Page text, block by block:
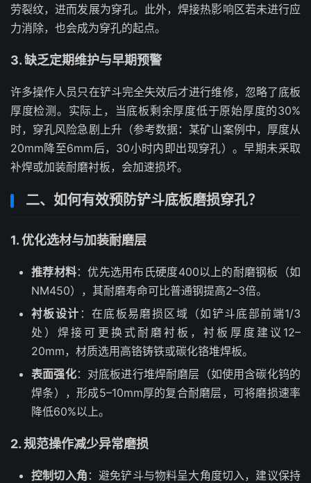
劳裂纹，进而发展为穿孔。此外，焊接热影响区若未进行应
力消除，也会成为穿孔的起点。
3. 缺乏定期维护与早期预警
许多操作人员只在铲斗完全失效后才进行维修，忽略了底板
厚度检测。实际上，当底板剩余厚度低于原始厚度的30%
时，穿孔风险急剧上升（参考数据：某矿山案例中，厚度从
20mm降至6mm后，30小时内即出现穿孔）。早期未采取
补焊或加装耐磨衬板，会加速损坏。
二、如何有效预防铲斗底板磨损穿孔？
1. 优化选材与加装耐磨层
推荐材料：优先选用布氏硬度400以上的耐磨钢板（如
NM450），其耐磨寿命可比普通钢提高2–3倍。
衬板设计 ：在底板易磨损区域（如铲斗底部前端1/3
处）焊接可更换式耐磨衬板，衬板厚度建议12–
20mm，材质选用高铬铸铁或碳化铬堆焊板。
表面强化：对底板进行堆焊耐磨层（如使用含碳化钨的
焊条），形成5–10mm厚的复合耐磨层，可将磨损速率
降低60%以上。
2. 规范操作减少异常磨损
控制切入角 ：避免铲斗与物料呈大角度切入，建议保持